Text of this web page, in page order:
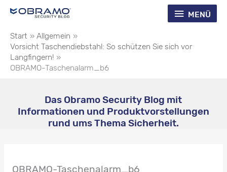
Inhalt
Menü
MENÜ
Start
Allgemein
Vorsicht Taschendiebstahl: So schützen Sie sich vor
Langfingern!
OBRAMO-Taschenalarm_b6
Das Obramo Security Blog mit
Informationen und Produktvorstellungen
rund ums Thema Sicherheit.
OBRAMO-Taschenalarm_b6